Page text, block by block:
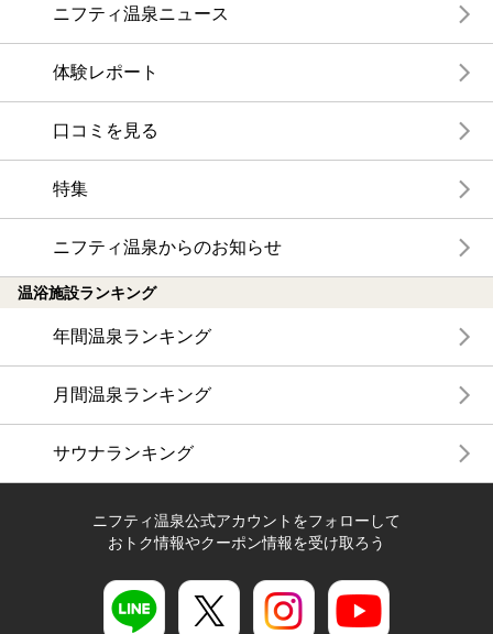
ニフティ温泉ニュース
体験レポート
口コミを見る
特集
ニフティ温泉からのお知らせ
温浴施設ランキング
年間温泉ランキング
月間温泉ランキング
サウナランキング
ニフティ温泉公式アカウントをフォローして
おトク情報やクーポン情報を受け取ろう